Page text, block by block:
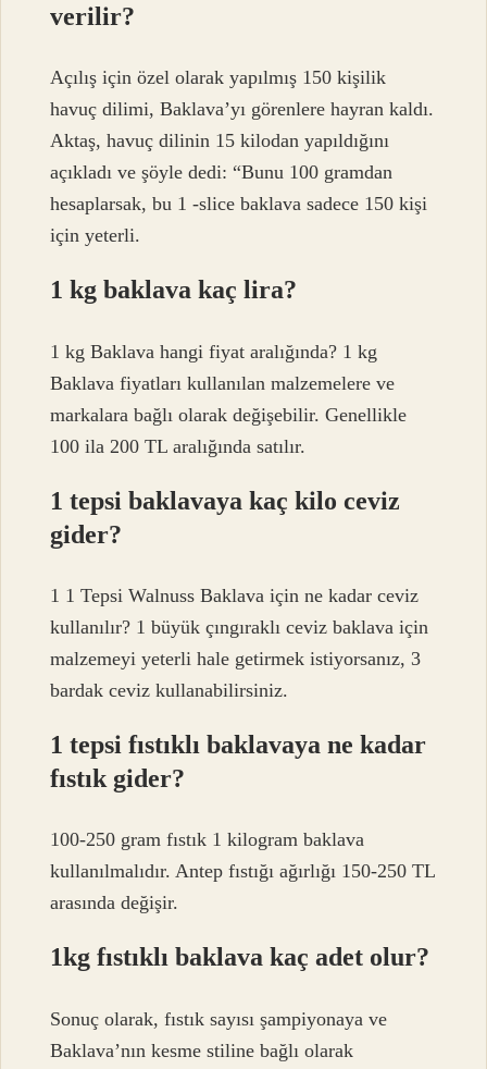
verilir?
Açılış için özel olarak yapılmış 150 kişilik
havuç dilimi, Baklava’yı görenlere hayran kaldı.
Aktaş, havuç dilinin 15 kilodan yapıldığını
açıkladı ve şöyle dedi: “Bunu 100 gramdan
hesaplarsak, bu 1 -slice baklava sadece 150 kişi
için yeterli.
1 kg baklava kaç lira?
1 kg Baklava hangi fiyat aralığında? 1 kg
Baklava fiyatları kullanılan malzemelere ve
markalara bağlı olarak değişebilir. Genellikle
100 ila 200 TL aralığında satılır.
1 tepsi baklavaya kaç kilo ceviz
gider?
1 1 Tepsi Walnuss Baklava için ne kadar ceviz
kullanılır? 1 büyük çıngıraklı ceviz baklava için
malzemeyi yeterli hale getirmek istiyorsanız, 3
bardak ceviz kullanabilirsiniz.
1 tepsi fıstıklı baklavaya ne kadar
fıstık gider?
100-250 gram fıstık 1 kilogram baklava
kullanılmalıdır. Antep fıstığı ağırlığı 150-250 TL
arasında değişir.
1kg fıstıklı baklava kaç adet olur?
Sonuç olarak, fıstık sayısı şampiyonaya ve
Baklava’nın kesme stiline bağlı olarak